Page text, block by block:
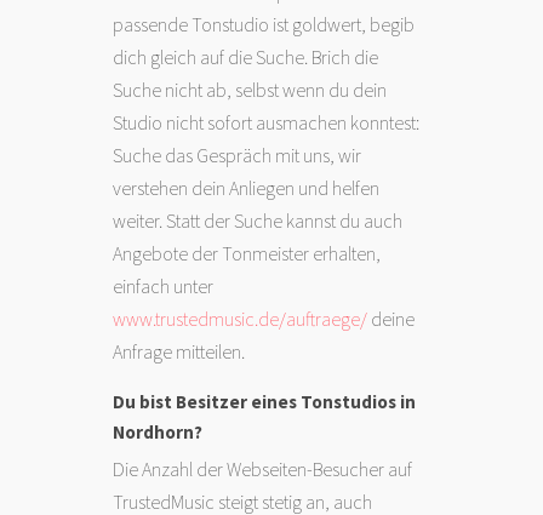
passende Tonstudio ist goldwert, begib
dich gleich auf die Suche. Brich die
Suche nicht ab, selbst wenn du dein
Studio nicht sofort ausmachen konntest:
Suche das Gespräch mit uns, wir
verstehen dein Anliegen und helfen
weiter. Statt der Suche kannst du auch
Angebote der Tonmeister erhalten,
einfach unter
www.trustedmusic.de/auftraege/ deine
Anfrage mitteilen.
Du bist Besitzer eines Tonstudios in
Nordhorn?
Die Anzahl der Webseiten-Besucher auf
TrustedMusic steigt stetig an, auch